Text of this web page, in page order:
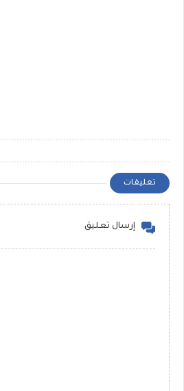
تعليقات
إرسال تعليق